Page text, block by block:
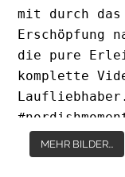
MEHR BILDER...